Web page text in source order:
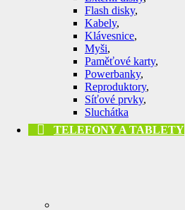
Flash disky,
Kabely,
Klávesnice,
Myši,
Paměťové karty,
Powerbanky,
Reproduktory,
Síťové prvky,
Sluchátka
TELEFONY A TABLETY